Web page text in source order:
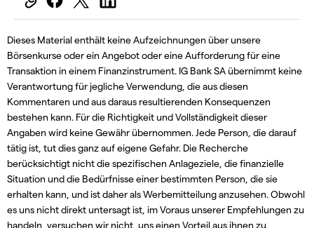
Dieses Material enthält keine Aufzeichnungen über unsere
Börsenkurse oder ein Angebot oder eine Aufforderung für eine
Transaktion in einem Finanzinstrument. IG Bank SA übernimmt keine
Verantwortung für jegliche Verwendung, die aus diesen
Kommentaren und aus daraus resultierenden Konsequenzen
bestehen kann. Für die Richtigkeit und Vollständigkeit dieser
Angaben wird keine Gewähr übernommen. Jede Person, die darauf
tätig ist, tut dies ganz auf eigene Gefahr. Die Recherche
berücksichtigt nicht die spezifischen Anlageziele, die finanzielle
Situation und die Bedürfnisse einer bestimmten Person, die sie
erhalten kann, und ist daher als Werbemitteilung anzusehen. Obwohl
es uns nicht direkt untersagt ist, im Voraus unserer Empfehlungen zu
handeln, versuchen wir nicht, uns einen Vorteil aus ihnen zu